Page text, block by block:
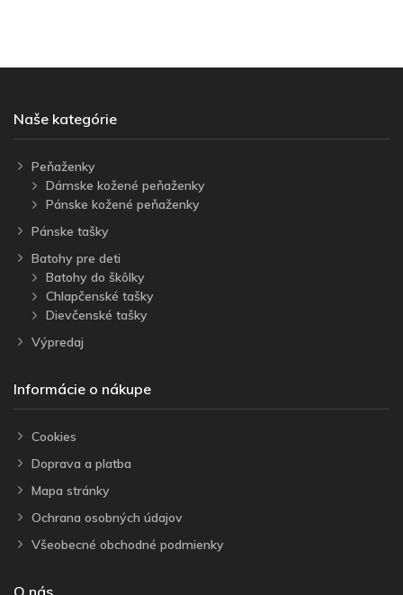
Naše kategórie
Peňaženky
Dámske kožené peňaženky
Pánske kožené peňaženky
Pánske tašky
Batohy pre deti
Batohy do škôlky
Chlapčenské tašky
Dievčenské tašky
Výpredaj
Informácie o nákupe
Cookies
Doprava a platba
Mapa stránky
Ochrana osobných údajov
Všeobecné obchodné podmienky
O nás